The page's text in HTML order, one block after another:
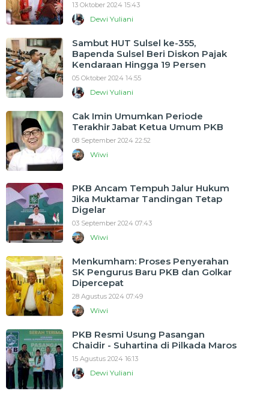
13 Oktober 2024 15:43
Dewi Yuliani
Sambut HUT Sulsel ke-355,
Bapenda Sulsel Beri Diskon Pajak
Kendaraan Hingga 19 Persen
05 Oktober 2024 14:55
Dewi Yuliani
Cak Imin Umumkan Periode
Terakhir Jabat Ketua Umum PKB
08 September 2024 22:52
Wiwi
PKB Ancam Tempuh Jalur Hukum
Jika Muktamar Tandingan Tetap
Digelar
03 September 2024 07:43
Wiwi
Menkumham: Proses Penyerahan
SK Pengurus Baru PKB dan Golkar
Dipercepat
28 Agustus 2024 07:49
Wiwi
PKB Resmi Usung Pasangan
Chaidir - Suhartina di Pilkada Maros
15 Agustus 2024 16:13
Dewi Yuliani